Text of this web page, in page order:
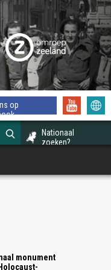
op
Nationaal
zoeken?
monument